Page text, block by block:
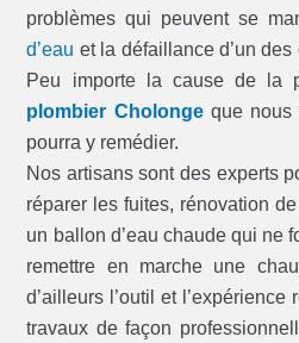
problèmes qui peuvent se
d’eau et la défaillance d’un
Peu importe la cause de la
plombier Cholongeque nous
pourra y remédier.
Nos artisans sont des experts
réparer les fuites, rénovation
un ballon d’eau chaude qui ne
remettre en marche une
d’ailleurs l’outil et
travaux de façon